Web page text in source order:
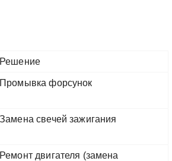
Решение
Промывка форсунок
Замена свечей зажигания
Ремонт двигателя (замена